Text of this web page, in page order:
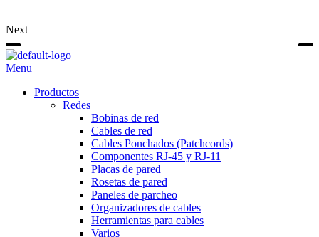
Next
Menu
Productos
Redes
Bobinas de red
Cables de red
Cables Ponchados (Patchcords)
Componentes RJ-45 y RJ-11
Placas de pared
Rosetas de pared
Paneles de parcheo
Organizadores de cables
Herramientas para cables
Varios